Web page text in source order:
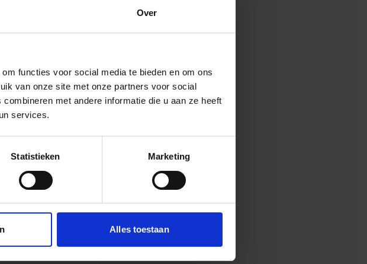
Over
functies voor social media te bieden en om ons
van onze site met onze partners voor social
met andere informatie die u aan ze heeft
services.
Statistieken Marketing
Alles toestaan